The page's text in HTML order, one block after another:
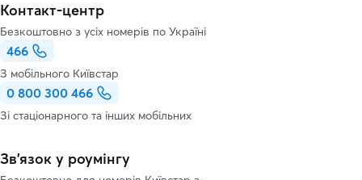
Контакт-центр
Безкоштовно з усіх номерів по Україні
466
З мобільного Київстар
0 800 300 466
Зі стаціонарного та інших мобільних
Зв’язок у роумінгу